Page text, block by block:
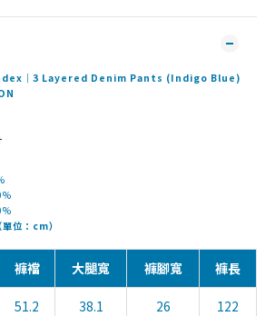
｜3 Layered Denim Pants (Indigo Blue)
位：cm）
褲襠 大腿寬 褲腳寬 褲長
51.2 38.1 26 122